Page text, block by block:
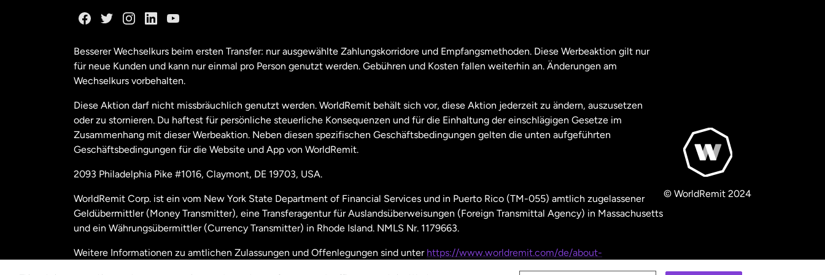
Malaysia
Neuseeland
Niederlande
Spanien
Besserer Wechselkurs beim ersten Transfer: nur ausgewählte Zahlungskorridore und Empfangsmethoden. Diese Werbeaktion gilt nur
für neue Kunden und kann nur einmal pro Person genutzt werden. Gebühren und Kosten fallen weiterhin an. Änderungen am
Wechselkurs vorbehalten.
Diese Aktion darf nicht missbräuchlich genutzt werden. WorldRemit behält sich vor, diese Aktion jederzeit zu ändern, auszusetzen
oder zu stornieren. Du haftest für persönliche steuerliche Konsequenzen und für die Einhaltung der einschlägigen Gesetze im
Zusammenhang mit dieser Werbeaktion. Neben diesen spezifischen Geschäftsbedingungen gelten die unten aufgeführten
Geschäftsbedingungen für die Website und App von WorldRemit.
2093 Philadelphia Pike #1016, Claymont, DE 19703, USA.
WorldRemit Corp. ist ein vom New York State Department of Financial Services und in Puerto Rico (TM-055) amtlich zugelassener
Geldübermittler (Money Transmitter), eine Transferagentur für Auslandsüberweisungen (Foreign Transmittal Agency) in Massachusetts
und ein Währungsübermittler (Currency Transmitter) in Rhode Island. NMLS Nr. 1179663.
Weitere Informationen zu amtlichen Zulassungen und Offenlegungen sind unter https://www.worldremit.com/de/about-
© WorldRemit 2024